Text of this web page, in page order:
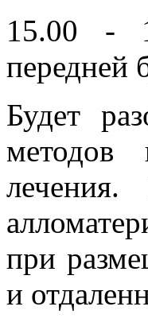
15.00 -
передней
Будет
методов
при
и